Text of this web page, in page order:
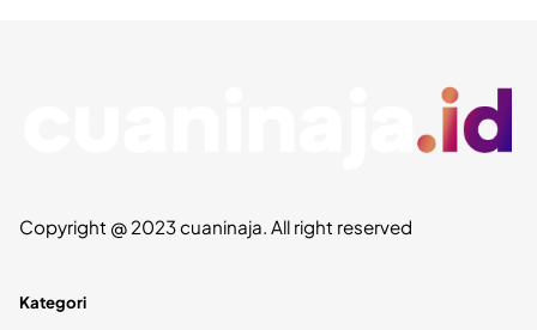
Copyright @ 2023 cuaninaja. All right reserved
Kategori